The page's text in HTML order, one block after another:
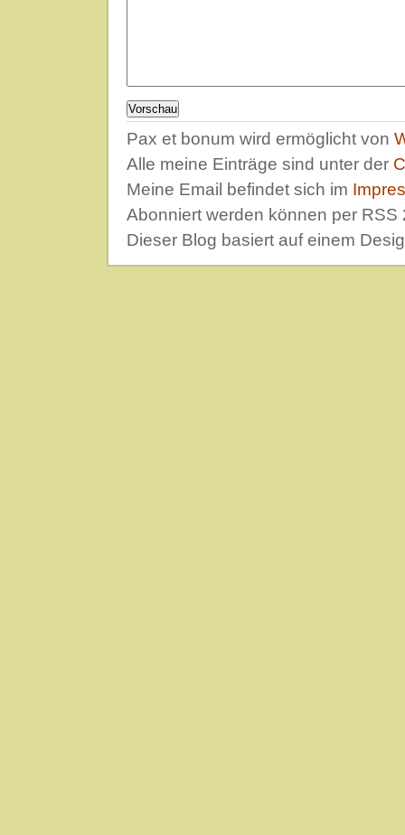
Pax et bonum wird ermöglicht von
Alle meine Einträge sind unter der
Meine Email befindet sich im
Abonniert werden können per
Dieser Blog basiert auf einem